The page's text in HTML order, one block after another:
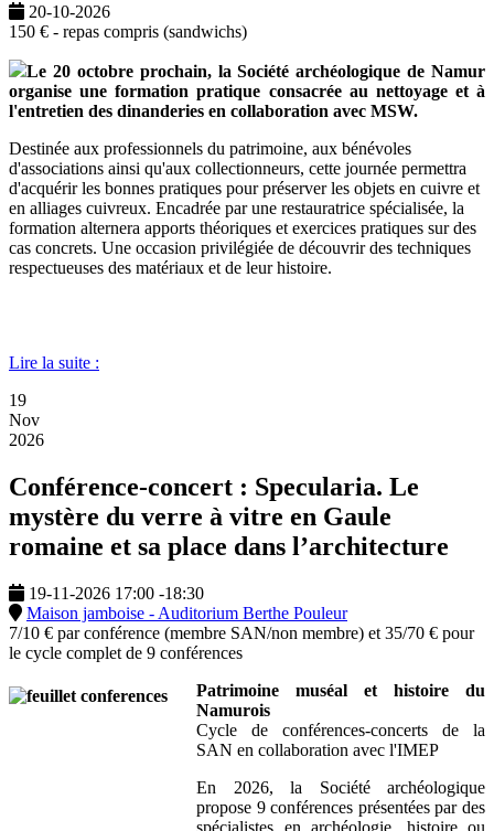
20-10-2026
150 € - repas compris (sandwichs)
Le 20 octobre prochain, la Société archéologique de Namur
organise une formation pratique consacrée au nettoyage et à
l'entretien des dinanderies en collaboration avec MSW.
Destinée aux professionnels du patrimoine, aux bénévoles
d'associations ainsi qu'aux collectionneurs, cette journée permettra
d'acquérir les bonnes pratiques pour préserver les objets en cuivre et
en alliages cuivreux. Encadrée par une restauratrice spécialisée, la
formation alternera apports théoriques et exercices pratiques sur des
cas concrets. Une occasion privilégiée de découvrir des techniques
respectueuses des matériaux et de leur histoire.
Lire la suite :
19
Nov
2026
Conférence-concert : Specularia. Le
mystère du verre à vitre en Gaule
romaine et sa place dans l’architecture
19-11-2026 17:00 -18:30
Maison jamboise - Auditorium Berthe Pouleur
7/10 € par conférence (membre SAN/non membre) et 35/70 € pour
le cycle complet de 9 conférences
Patrimoine muséal et histoire du
Namurois
Cycle de conférences-concerts de la
SAN en collaboration avec l'IMEP
En 2026, la Société archéologique
propose 9 conférences présentées par des
spécialistes en archéologie, histoire ou